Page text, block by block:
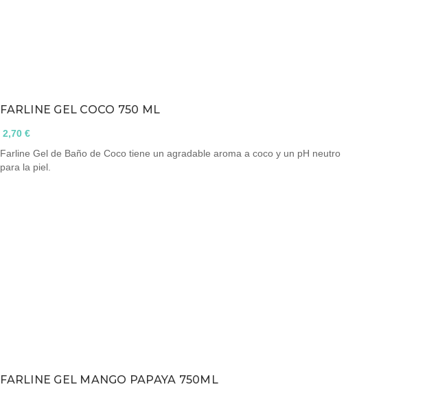
FARLINE GEL COCO 750 ML
2,70 €
Farline Gel de Baño de Coco tiene un agradable aroma a coco y un pH neutro
para la piel.
FARLINE GEL MANGO PAPAYA 750ML